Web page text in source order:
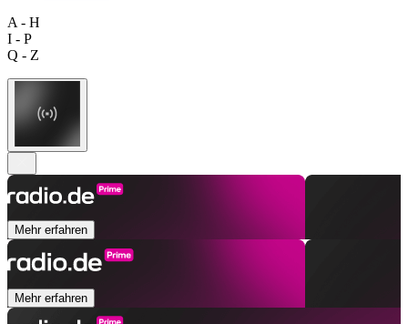
A - H
I - P
Q - Z
Mehr erfahren
Mehr erfahren